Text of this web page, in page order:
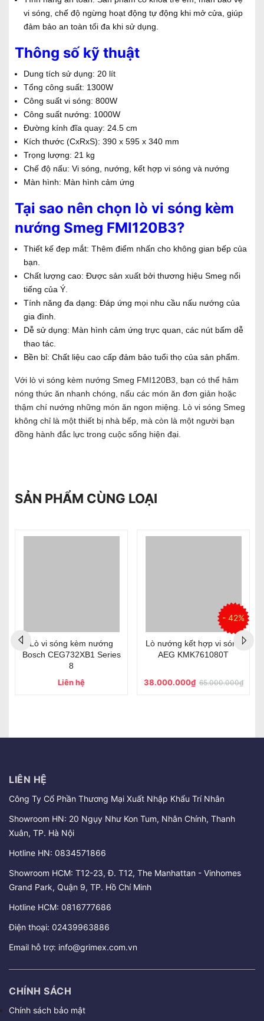
vi sóng, chế độ ngừng hoạt động tự động khi mở cửa, giúp
đảm bảo an toàn tối đa khi sử dụng.
Thông số kỹ thuật
Dung tích sử dụng: 20 lít
Tổng công suất: 1300W
Công suất vi sóng: 800W
Công suất nướng: 1000W
Đường kính đĩa quay: 24.5 cm
Kích thước (CxRxS): 390 x 595 x 340 mm
Trọng lượng: 21 kg
Chế độ nấu: Vi sóng, nướng, kết hợp vi sóng và nướng
Màn hình: Màn hình cảm ứng
Tại sao nên chọn lò vi sóng kèm
nướng Smeg FMI120B3?
Thiết kế đẹp mắt: Thêm điểm nhấn cho không gian bếp của
bạn.
Chất lượng cao: Được sản xuất bởi thương hiệu Smeg nổi
tiếng của Ý.
Tính năng đa dạng: Đáp ứng mọi nhu cầu nấu nướng của
gia đình.
Dễ sử dụng: Màn hình cảm ứng trực quan, các nút bấm dễ
thao tác.
Bền bỉ: Chất liệu cao cấp đảm bảo tuổi thọ của sản phẩm.
Với lò vi sóng kèm nướng Smeg FMI120B3, bạn có thể hâm
nóng thức ăn nhanh chóng, nấu các món ăn đơn giản hoặc
thậm chí nướng những món ăn ngon miệng. Lò vi sóng Smeg
không chỉ là một thiết bị nhà bếp, mà còn là một người bạn
đồng hành đắc lực trong cuộc sống hiện đại.
SẢN PHẨM CÙNG LOẠI
Lò vi sóng kèm nướng
Bosch CEG732XB1 Series
8
Liên hệ
- 42%
Lò nướng kết hợp vi sóng
AEG KMK761080T
38.000.000₫65.000.000₫
LIÊN HỆ
Công Ty Cổ Phần Thương Mại Xuất Nhập Khẩu Trí Nhân
Showroom HN: 20 Ngụy Như Kon Tum, Nhân Chính, Thanh
Xuân, TP. Hà Nội
Hotline HN: 0834571866
Showroom HCM: T12-23, Đ. T12, The Manhattan - Vinhomes
Grand Park, Quận 9, TP. Hồ Chí Minh
Hotline HCM: 0816777686
Điện thoại: 02439963886
Email hỗ trợ: info@grimex.com.vn
CHÍNH SÁCH
Chính sách bảo mật